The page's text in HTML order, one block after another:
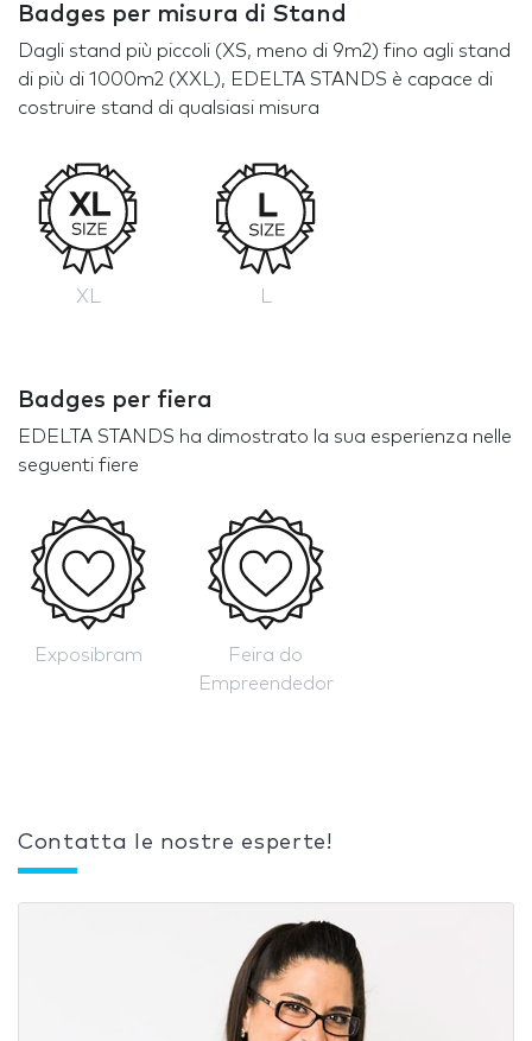
Badges per misura di Stand
Dagli stand più piccoli (XS, meno di 9m2) fino agli stand
di più di 1000m2 (XXL), EDELTA STANDS è capace di
costruire stand di qualsiasi misura
XL L
Badges per fiera
EDELTA STANDS ha dimostrato la sua esperienza nelle
seguenti fiere
Exposibram
Feira do
Empreendedor
Contatta le nostre esperte!